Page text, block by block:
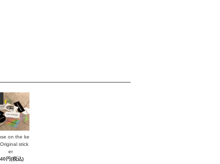
on the ke
stick
er
円(税込)